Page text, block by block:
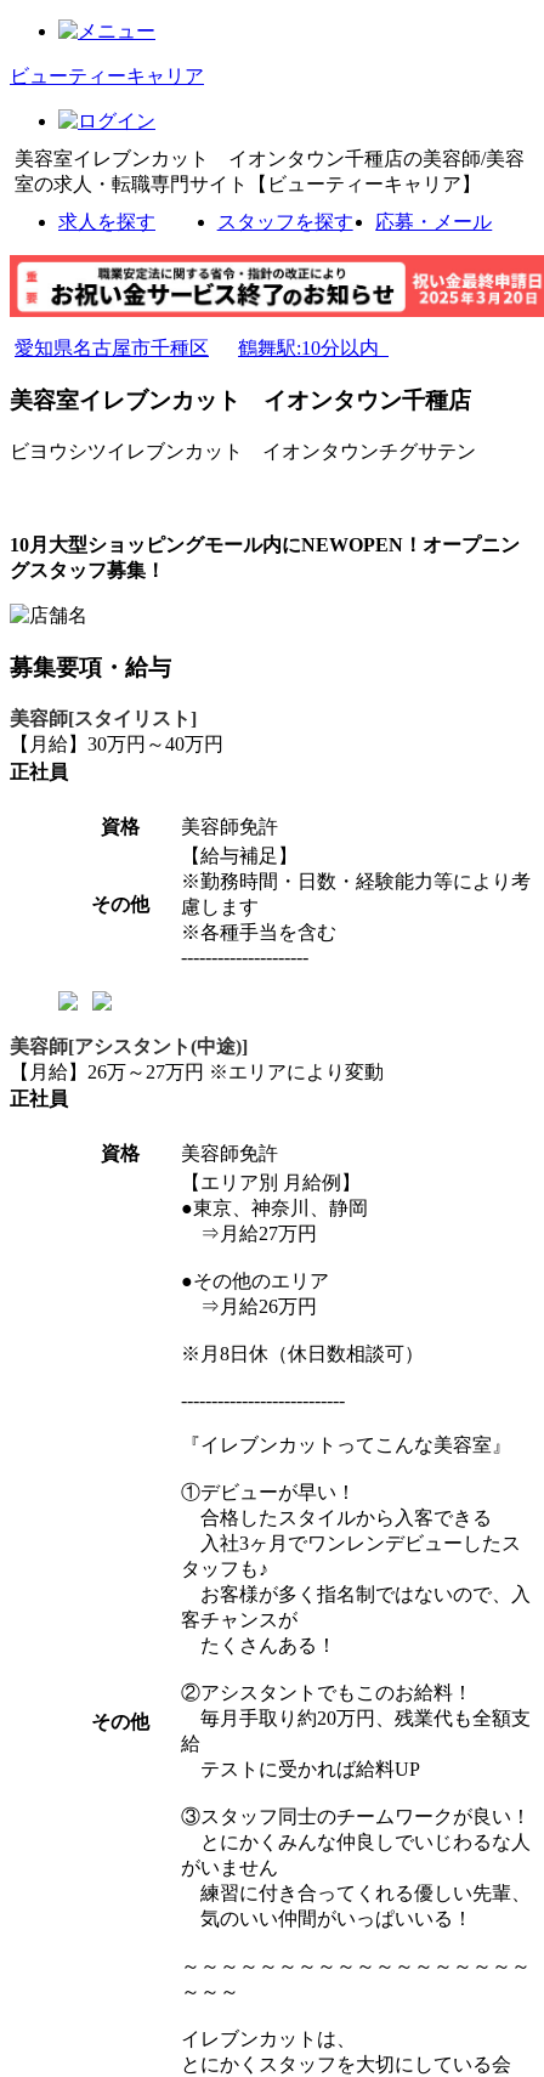
ビューティーキャリア
美容室イレブンカット イオンタウン千種店の美容師/美容
室の求人・転職専門サイト【ビューティーキャリア】
求人を探す
スタッフを探す 応募・メール
愛知県名古屋市千種区 鶴舞駅:10分以内
美容室イレブンカット イオンタウン千種店
ビヨウシツイレブンカット イオンタウンチグサテン
10月大型ショッピングモール内にNEWOPEN！オープニン
グスタッフ募集！
募集要項・給与
美容師[スタイリスト]
【月給】30万円～40万円
正社員
資格 美容師免許
その他
【給与補足】
※勤務時間・日数・経験能力等により考
慮します
※各種手当を含む
---------------------
美容師[アシスタント(中途)]
【月給】26万～27万円 ※エリアにより変動
正社員
資格 美容師免許
その他
【エリア別 月給例】
●東京、神奈川、静岡
⇒月給27万円
●その他のエリア
⇒月給26万円
※月8日休（休日数相談可）
---------------------------
『イレブンカットってこんな美容室』
①デビューが早い！
合格したスタイルから入客できる
入社3ヶ月でワンレンデビューしたス
タッフも♪
お客様が多く指名制ではないので、入
客チャンスが
たくさんある！
②アシスタントでもこのお給料！
毎月手取り約20万円、残業代も全額支
給
テストに受かれば給料UP
③スタッフ同士のチームワークが良い！
とにかくみんな仲良しでいじわるな人
がいません
練習に付き合ってくれる優しい先輩、
気のいい仲間がいっぱいいる！
～～～～～～～～～～～～～～～～～～
～～～
イレブンカットは、
とにかくスタッフを大切にしている会